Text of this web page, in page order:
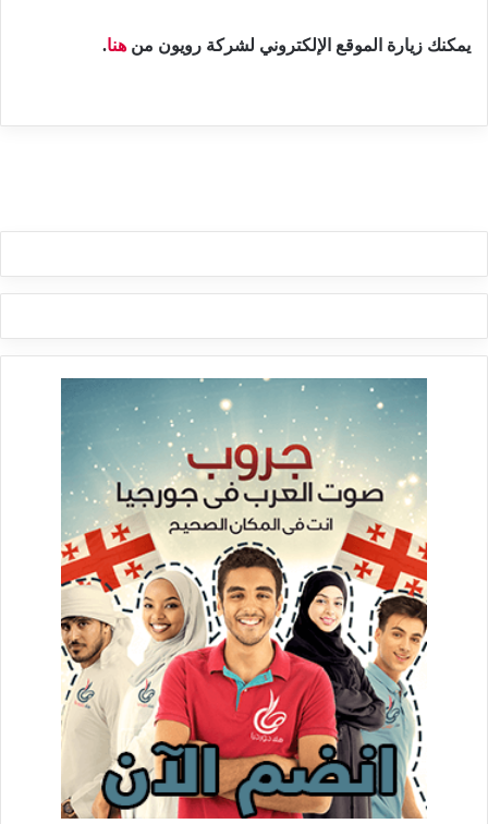
يمكنك زيارة الموقع الإلكتروني لشركة رويون من هنا.